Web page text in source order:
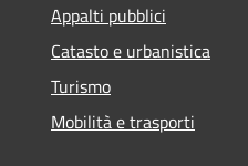
Appalti pubblici
Catasto e urbanistica
Turismo
Mobilità e trasporti